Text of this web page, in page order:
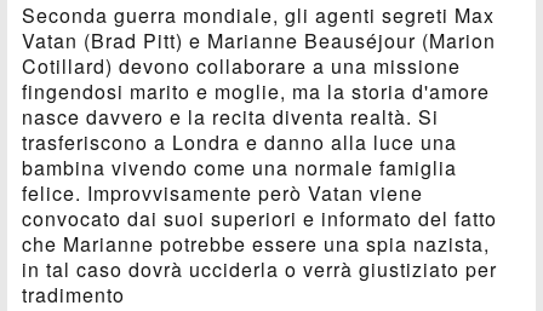
Seconda guerra mondiale, gli agenti segreti Max
Vatan (Brad Pitt) e Marianne Beauséjour (Marion
Cotillard) devono collaborare a una missione
fingendosi marito e moglie, ma la storia d'amore
nasce davvero e la recita diventa realtà. Si
trasferiscono a Londra e danno alla luce una
bambina vivendo come una normale famiglia
felice. Improvvisamente però Vatan viene
convocato dai suoi superiori e informato del fatto
che Marianne potrebbe essere una spia nazista,
in tal caso dovrà ucciderla o verrà giustiziato per
tradimento